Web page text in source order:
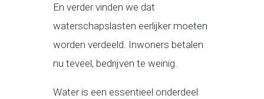
En verder vinden we dat
waterschapslasten eerlijker moeten
worden verdeeld. Inwoners betalen
nu teveel, bedrijven te weinig.
Water is een essentieel onderdeel